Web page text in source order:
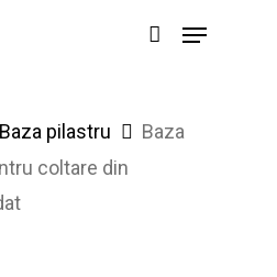
Menu
Baza pilastru
Baza
coltare din